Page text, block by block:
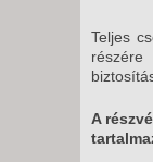
Teljes
részére
A